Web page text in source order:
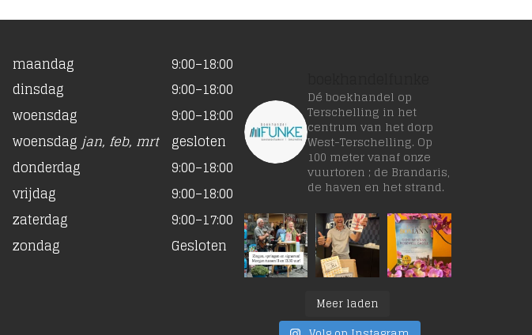
maandag
9:00–18:00
dinsdag
9:00–18:00
woensdag
9:00–18:00
woensdag jan, feb, mrt
gesloten
donderdag
9:00–18:00
vrijdag
9:00–18:00
zaterdag
9:00–17:00
zondag
Gesloten
Dé boekhandel op
Terschelling in het
centrum van het dorp
West-Terschelling. Op
100 meter vanaf onze
vuurtoren ; de Brandaris,
de haven en het strand.
Meer laden